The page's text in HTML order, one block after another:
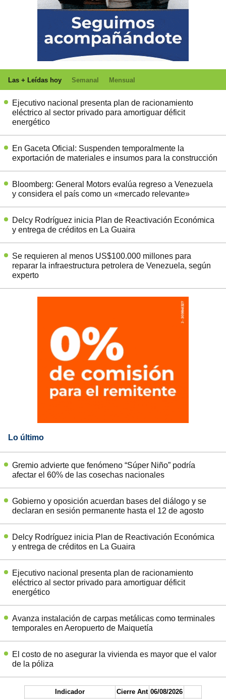
Las + Leídas hoy Semanal Mensual
Ejecutivo nacional presenta plan de racionamiento
eléctrico al sector privado para amortiguar déficit
energético
En Gaceta Oficial: Suspenden temporalmente la
exportación de materiales e insumos para la construcción
Bloomberg: General Motors evalúa regreso a Venezuela
y considera el país como un «mercado relevante»
Delcy Rodríguez inicia Plan de Reactivación Económica
y entrega de créditos en La Guaira
Se requieren al menos US$100.000 millones para
reparar la infraestructura petrolera de Venezuela, según
experto
Lo último
Gremio advierte que fenómeno “Súper Niño” podría
afectar el 60% de las cosechas nacionales
Gobierno y oposición acuerdan bases del diálogo y se
declaran en sesión permanente hasta el 12 de agosto
Delcy Rodríguez inicia Plan de Reactivación Económica
y entrega de créditos en La Guaira
Ejecutivo nacional presenta plan de racionamiento
eléctrico al sector privado para amortiguar déficit
energético
Avanza instalación de carpas metálicas como terminales
temporales en Aeropuerto de Maiquetía
El costo de no asegurar la vivienda es mayor que el valor
de la póliza
Indicador Cierre Ant 06/08/2026